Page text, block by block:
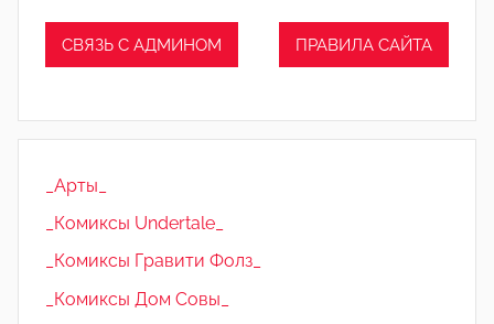
СВЯЗЬ С АДМИНОМ ПРАВИЛА САЙТА
_Арты_
_Комиксы Undertale_
_Комиксы Гравити Фолз_
_Комиксы Дом Совы_